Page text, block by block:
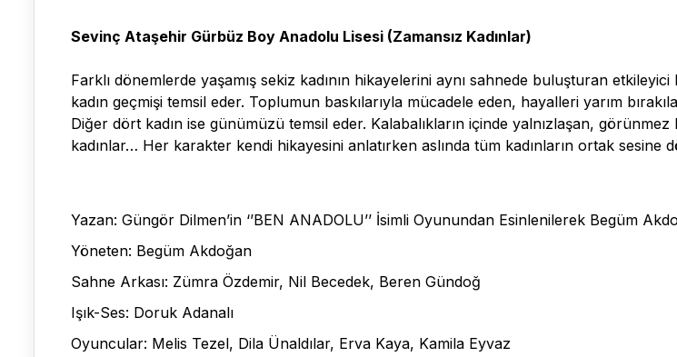
Sevinç Ataşehir Gürbüz Boy Anadolu Lisesi (Zamansız Kadınlar)
Farklı dönemlerde yaşamış sekiz kadının hikayelerini aynı sahnede buluşturan
kadın geçmişi temsil eder. Toplumun baskılarıyla mücadele eden, hayalleri yarım
Diğer dört kadın ise günümüzü temsil eder. Kalabalıkların içinde yalnızlaşan,
kadınlar… Her karakter kendi hikayesini anlatırken aslında tüm kadınların ortak sesine
Yazan: Güngör Dilmen’in ‘’BEN ANADOLU’’ İsimli Oyunundan Esinlenilerek Begüm
Yöneten: Begüm Akdoğan
Sahne Arkası: Zümra Özdemir, Nil Becedek, Beren Gündoğ
Işık-Ses: Doruk Adanalı
Oyuncular: Melis Tezel, Dila Ünaldılar, Erva Kaya, Kamila Eyvaz